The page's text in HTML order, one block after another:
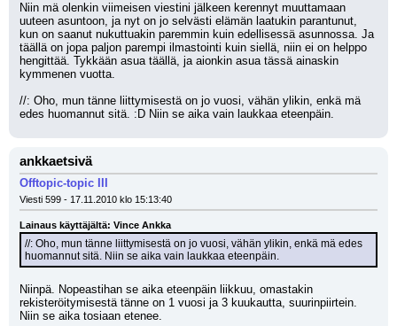
Niin mä olenkin viimeisen viestini jälkeen kerennyt muuttamaan
uuteen asuntoon, ja nyt on jo selvästi elämän laatukin parantunut,
kun on saanut nukuttuakin paremmin kuin edellisessä asunnossa. Ja
täällä on jopa paljon parempi ilmastointi kuin siellä, niin ei on helppo
hengittää. Tykkään asua täällä, ja aionkin asua tässä ainaskin
kymmenen vuotta.
//: Oho, mun tänne liittymisestä on jo vuosi, vähän ylikin, enkä mä
edes huomannut sitä. :D Niin se aika vain laukkaa eteenpäin.
ankkaetsivä
Offtopic-topic III
Viesti 599 - 17.11.2010 klo 15:13:40
Lainaus käyttäjältä: Vince Ankka
//: Oho, mun tänne liittymisestä on jo vuosi, vähän ylikin, enkä mä edes
huomannut sitä. Niin se aika vain laukkaa eteenpäin.
Niinpä. Nopeastihan se aika eteenpäin liikkuu, omastakin
rekisteröitymisestä tänne on 1 vuosi ja 3 kuukautta, suurinpiirtein.
Niin se aika tosiaan etenee.